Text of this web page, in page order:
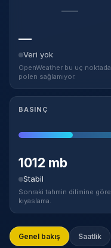
—
—
Veri yok
OpenWeather bu uç noktada
polen sağlamıyor.
BASINÇ
1012 mb
Stabil
Sonraki tahmin dilimine göre
kıyaslama.
Genel bakış Saatlik